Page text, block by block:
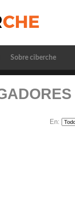
Sobre ciberche
En: